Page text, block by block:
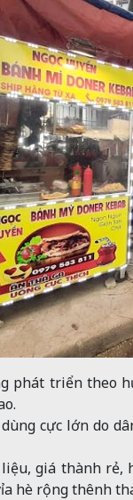
phát triển theo
cực lớn do
giá thành rẻ,
hè rộng thênh